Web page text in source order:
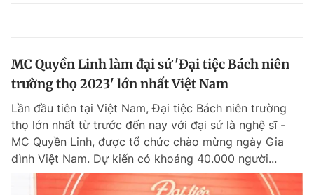
MC Quyền Linh làm đại sứ 'Đại tiệc Bách niên
trường thọ 2023' lớn nhất Việt Nam
Lần đầu tiên tại Việt Nam, Đại tiệc Bách niên trường
thọ lớn nhất từ trước đến nay với đại sứ là nghệ sĩ -
MC Quyền Linh, được tổ chức chào mừng ngày Gia
đình Việt Nam. Dự kiến có khoảng 40.000 người...